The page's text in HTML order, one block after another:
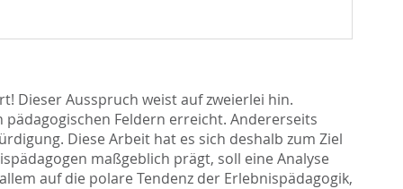
Dieser Ausspruch weist auf zweierlei hin.
Feldern erreicht. Andererseits
Diese Arbeit hat es sich deshalb zum Ziel
maßgeblich prägt, soll eine Analyse
auf die polare Tendenz der Erlebnispädagogik,